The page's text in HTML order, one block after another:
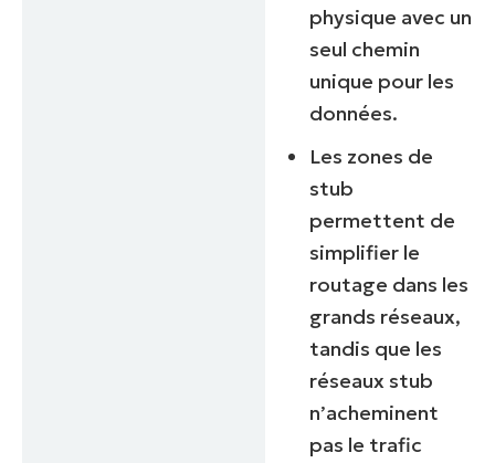
physique avec un
seul chemin
unique pour les
données.
Les zones de
stub
permettent de
simplifier le
routage dans les
grands réseaux,
tandis que les
réseaux stub
n’acheminent
pas le trafic